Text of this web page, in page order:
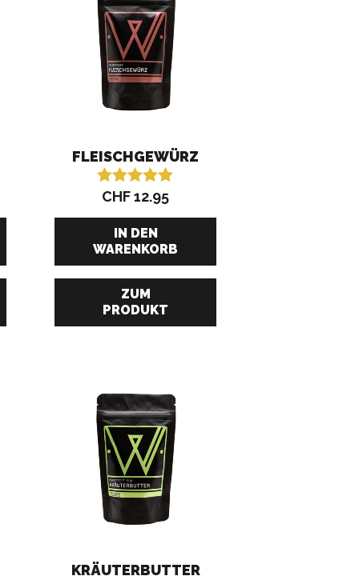
FLEISCHGEWÜRZ
Bewertet mit
von 5
CHF12.95
IN DEN
WARENKORB
ZUM
PRODUKT
KRÄUTERBUTTER